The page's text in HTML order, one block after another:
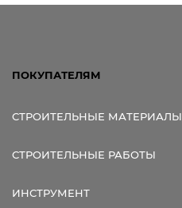
ПОКУПАТЕЛЯМ
СТРОИТЕЛЬНЫЕ МАТЕРИАЛЫ
СТРОИТЕЛЬНЫЕ РАБОТЫ
ИНСТРУМЕНТ